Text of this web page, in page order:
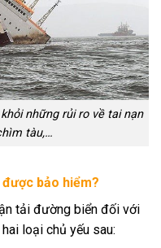
những rủi ro về tai nạn
tàu,…
bảo hiểm?
tải đường biển đối với
loại chủ yếu sau: